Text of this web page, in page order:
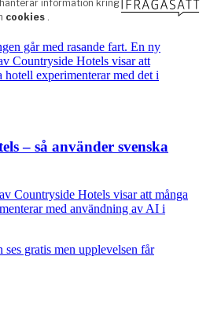
– så använder svenska
Countryside Hotels visar att många
med användning av AI i